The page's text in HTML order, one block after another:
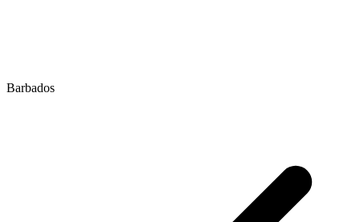
Barbados